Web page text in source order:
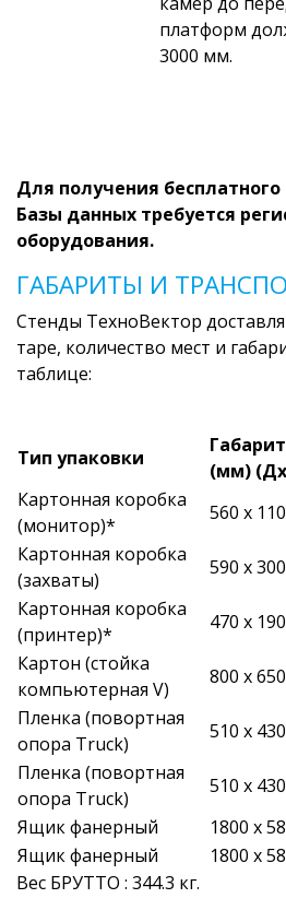
платформ
3000 мм.
Для получения
Базы данных требуется
оборудования.
ГАБАРИТЫ И
Стенды ТехноВектор
таре, количество мест и
таблице:
Тип упаковки
(мм)
Картонная коробка
(монитор)*
560 x
Картонная коробка
(захваты)
590 x
Картонная коробка
(принтер)*
470 x
Картон (стойка
компьютерная V)
800 x
Пленка (повортная
опора Truck)
510 x
Пленка (повортная
опора Truck)
510 x
Ящик фанерный
1800 x
Ящик фанерный
1800 x
Вес БРУТТО : 344.3 кг.